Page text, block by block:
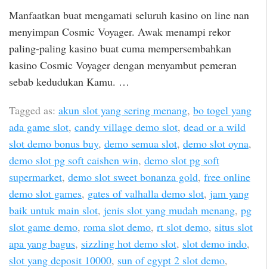
Manfaatkan buat mengamati seluruh kasino on line nan
menyimpan Cosmic Voyager. Awak menampi rekor
paling-paling kasino buat cuma mempersembahkan
kasino Cosmic Voyager dengan menyambut pemeran
sebab kedudukan Kamu. …
Tagged as: akun slot yang sering menang, bo togel yang
ada game slot, candy village demo slot, dead or a wild
slot demo bonus buy, demo semua slot, demo slot oyna,
demo slot pg soft caishen win, demo slot pg soft
supermarket, demo slot sweet bonanza gold, free online
demo slot games, gates of valhalla demo slot, jam yang
baik untuk main slot, jenis slot yang mudah menang, pg
slot game demo, roma slot demo, rt slot demo, situs slot
apa yang bagus, sizzling hot demo slot, slot demo indo,
slot yang deposit 10000, sun of egypt 2 slot demo,